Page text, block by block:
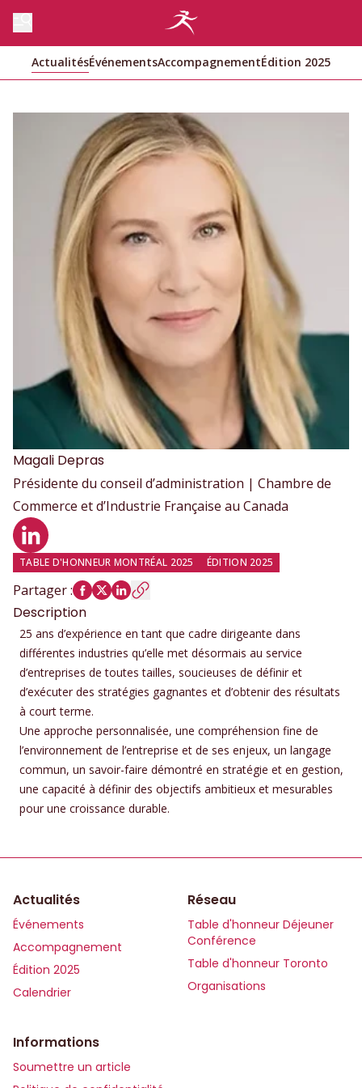
ActualitésÉvénementsAccompagnementÉdition 2025
Magali Depras
Présidente du conseil d’administration | Chambre de
Commerce et d’Industrie Française au Canada
Profil LinkedIn
TABLE D'HONNEUR MONTRÉAL 2025 ÉDITION 2025
Partager:
Description
25 ans d’expérience en tant que cadre dirigeante dans
différentes industries qu’elle met désormais au service
d’entreprises de toutes tailles, soucieuses de définir et
d’exécuter des stratégies gagnantes et d’obtenir des résultats
à court terme.
Une approche personnalisée, une compréhension fine de
l’environnement de l’entreprise et de ses enjeux, un langage
commun, un savoir-faire démontré en stratégie et en gestion,
une capacité à définir des objectifs ambitieux et mesurables
pour une croissance durable.
Actualités
Événements
Accompagnement
Édition 2025
Calendrier
Réseau
Table d'honneur Déjeuner
Conférence
Table d'honneur Toronto
Organisations
Informations
Soumettre un article